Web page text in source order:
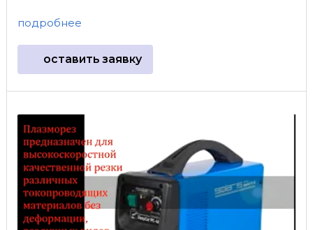
подробнее
оставить заявку